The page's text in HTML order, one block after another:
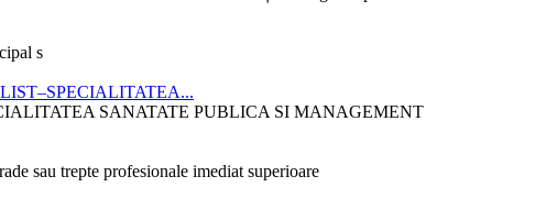
s
SANATATE PUBLICA SI MANAGEMENT
sau trepte profesionale imediat superioare